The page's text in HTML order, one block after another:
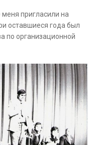
пригласили на
оставшиеся года был
по организационной